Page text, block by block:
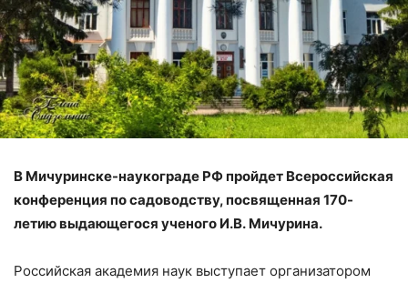
В Мичуринске-наукограде РФ пройдет Всероссийская
конференция по садоводству, посвященная 170-
летию выдающегося ученого И.В. Мичурина.
Российская академия наук выступает организатором